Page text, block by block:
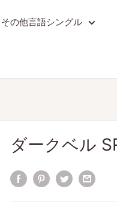
その他言語シングル
ダークベル